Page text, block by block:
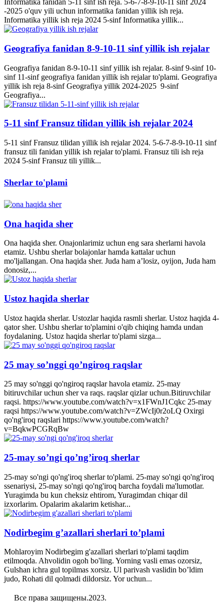
Informatika fanidan 5-11 sinf ish reja. 5-6-7-8-9-10-11 sinf 2024
-2025 o'quv yili uchun informatika fanidan yillik ish reja.
Informatika yillik ish reja 2024 5-sinf Informatika yillik...
Geografiya fanidan 8-9-10-11 sinf yillik ish rejalar
Geografiya fanidan 8-9-10-11 sinf yillik ish rejalar. 8-sinf 9-sinf 10-
sinf 11-sinf geografiya fanidan yillik ish rejalar to'plami. Geografiya
yillik ish reja 8-sinf Geografiya yillik 2024-2025 9-sinf
Geografiya...
5-11 sinf Fransuz tilidan yillik ish rejalar 2024
5-11 sinf Fransuz tilidan yillik ish rejalar 2024. 5-6-7-8-9-10-11 sinf
fransuz tili fanidan yillik ish rejalar to'plami. Fransuz tili ish reja
2024 5-sinf Fransuz tili yillik...
Sherlar to'plami
Ona haqida sher
Ona haqida sher. Onajonlarimiz uchun eng sara sherlarni havola
etamiz. Ushbu sherlar bolajonlar hamda kattalar uchun
mo'ljallangan. Ona haqida sher. Juda ham a’losiz, oyijon, Juda ham
donosiz,...
Ustoz haqida sherlar
Ustoz haqida sherlar. Ustozlar haqida rasmli sherlar. Ustoz haqida 4-
qator sher. Ushbu sherlar to'plamini o'qib chiqing hamda undan
foydalaning. Ustoz haqida sherlar to'plami sizga...
25 may so’nggi qo’ngiroq raqslar
25 may so'nggi qo'ngiroq raqslar havola etamiz. 25-may
bitiruvchilar uchun sher va raqs. raqslar qizlar uchun.Bitiruvchilar
raqsi. https://www.youtube.com/watch?v=x1FWnJ1Cqkc 25-may
raqsi https://www.youtube.com/watch?v=ZWcIj0r2oLQ Oxirgi
qo'ng'iroq raqslari https://www.youtube.com/watch?
v=BqkwPCGRqBw
25-may so’ngi qo’ng’iroq sherlar
25-may so'ngi qo'ng'iroq sherlar to'plami. 25-may so'ngi qo'ng'iroq
ssenariysi, 25-may so'ngi qo'ng'iroq barcha foydali ma'lumotlar.
Yuragimda bu kun cheksiz ehtirom, Yuragimdan chiqar dil
izxorlarim. Opalarim akalarim ketishar...
Nodirbegim g’azallari sherlari to’plami
Mohlaroyim Nodirbegim g'azallari sherlari to'plami taqdim
etilmoqda. Ahvolidin ogoh bo'ling. Yorning vasli emas ozorsiz,
Gulshan ichra gul topilmas xorsiz. Ul parivash vaslidin bo’ldim
judo, Rohati dil qolmadi dildorsiz. Yor uchun...
Все права защищены.2023.